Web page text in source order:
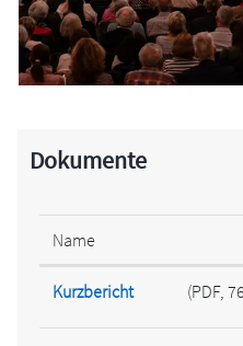
Dokumente
Name
Kurzbericht (PDF,